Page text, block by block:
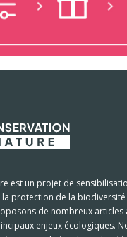
est un projet de
protection de la
de nombreux articles
enjeux écologiques.